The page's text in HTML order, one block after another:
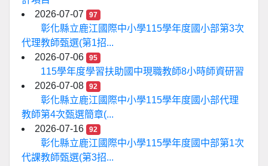
2026-07-07
97
彰化縣立鹿江國際中小學115學年度國小部第3次
代理教師甄選(第1招...
2026-07-06
95
115學年度學習扶助國中現職教師8小時師資研習
2026-07-08
92
彰化縣立鹿江國際中小學115學年度國小部代理
教師第4次甄選簡章(...
2026-07-16
92
彰化縣立鹿江國際中小學115學年度國中部第1次
代課教師甄選(第3招...